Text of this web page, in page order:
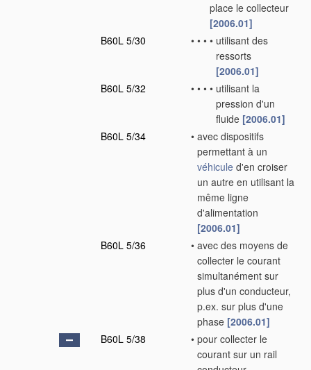
place le collecteur
[2006.01]
B60L 5/30
• • • • utilisant des
ressorts
[2006.01]
B60L 5/32
• • • • utilisant la
pression d'un
fluide [2006.01]
B60L 5/34
• avec dispositifs
permettant à un
véhicule d'en croiser
un autre en utilisant la
même ligne
d'alimentation
[2006.01]
B60L 5/36
• avec des moyens de
collecter le courant
simultanément sur
plus d'un conducteur,
p.ex. sur plus d'une
phase [2006.01]
B60L 5/38
• pour collecter le
courant sur un rail